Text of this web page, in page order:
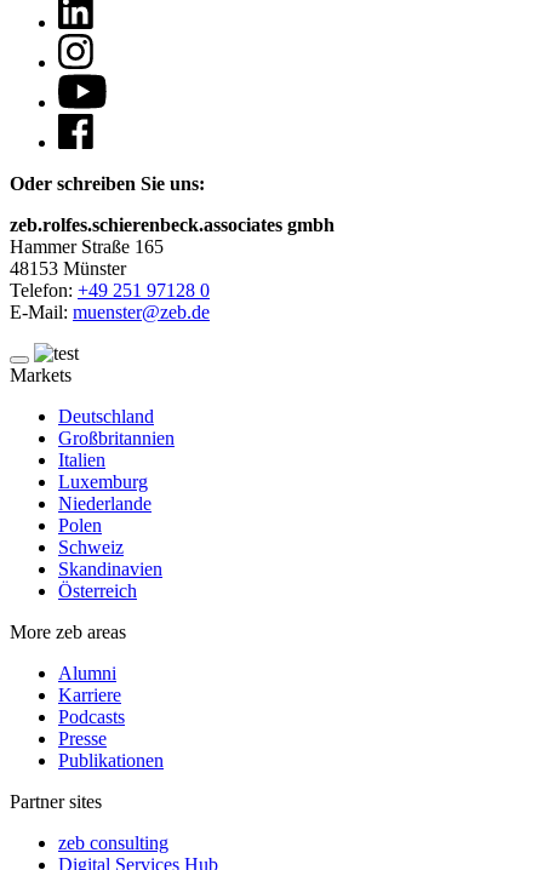
Oder schreiben Sie uns:
zeb.rolfes.schierenbeck.associates gmbh
Hammer Straße 165
48153 Münster
Telefon: +49 251 97128 0
E-Mail: muenster@zeb.de
Markets
Deutschland
Großbritannien
Italien
Luxemburg
Niederlande
Polen
Schweiz
Skandinavien
Österreich
More zeb areas
Alumni
Karriere
Podcasts
Presse
Publikationen
Partner sites
zeb consulting
Digital Services Hub